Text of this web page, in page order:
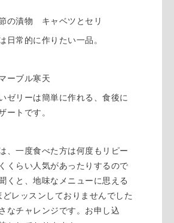
の漬物 キャベツとセリ
日常的に作りたい一品。
ーブル寒天
ゼリーは簡単に作れる、食後に
ートです。
、一度食べた方は何度もリピー
くらい人気があったりするので
くと、地味なメニューに思える
どレッスンしておりませんでした
なチャレンジです。お申し込